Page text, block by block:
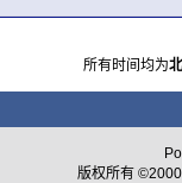
所有时间均为
版权所有